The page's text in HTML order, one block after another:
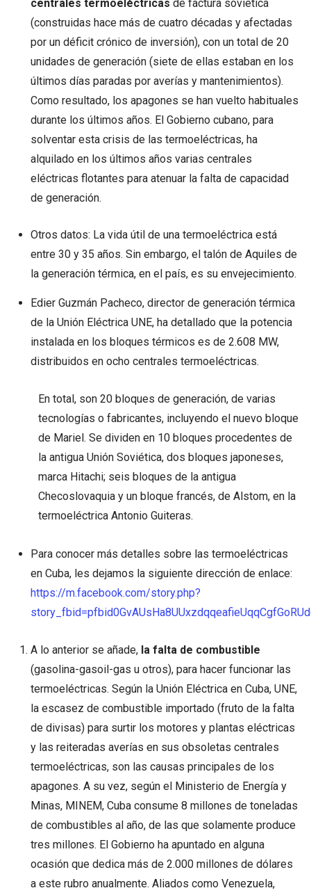
centrales termoeléctricas de factura soviética
(construidas hace más de cuatro décadas y afectadas
por un déficit crónico de inversión), con un total de 20
unidades de generación (siete de ellas estaban en los
últimos días paradas por averías y mantenimientos).
Como resultado, los apagones se han vuelto habituales
durante los últimos años. El Gobierno cubano, para
solventar esta crisis de las termoeléctricas, ha
alquilado en los últimos años varias centrales
eléctricas flotantes para atenuar la falta de capacidad
de generación.
Otros datos: La vida útil de una termoeléctrica está
entre 30 y 35 años. Sin embargo, el talón de Aquiles de
la generación térmica, en el país, es su envejecimiento.
Edier Guzmán Pacheco, director de generación térmica
de la Unión Eléctrica UNE, ha detallado que la potencia
instalada en los bloques térmicos es de 2.608 MW,
distribuidos en ocho centrales termoeléctricas.
En total, son 20 bloques de generación, de varias
tecnologías o fabricantes, incluyendo el nuevo bloque
de Mariel. Se dividen en 10 bloques procedentes de
la antigua Unión Soviética, dos bloques japoneses,
marca Hitachi; seis bloques de la antigua
Checoslovaquia y un bloque francés, de Alstom, en la
termoeléctrica Antonio Guiteras.
Para conocer más detalles sobre las termoeléctricas
en Cuba, les dejamos la siguiente dirección de enlace:
https://m.facebook.com/story.php?
A lo anterior se añade, la falta de combustible
(gasolina-gasoil-gas u otros), para hacer funcionar las
termoeléctricas. Según la Unión Eléctrica en Cuba, UNE,
la escasez de combustible importado (fruto de la falta
de divisas) para surtir los motores y plantas eléctricas
y las reiteradas averías en sus obsoletas centrales
termoeléctricas, son las causas principales de los
apagones. A su vez, según el Ministerio de Energía y
Minas, MINEM, Cuba consume 8 millones de toneladas
de combustibles al año, de las que solamente produce
tres millones. El Gobierno ha apuntado en alguna
ocasión que dedica más de 2.000 millones de dólares
a este rubro anualmente. Aliados como Venezuela,